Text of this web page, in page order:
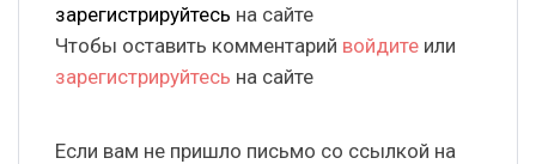
зарегистрируйтесь на сайте
Чтобы оставить комментарий войдите или
зарегистрируйтесь на сайте
Если вам не пришло письмо со ссылкой на